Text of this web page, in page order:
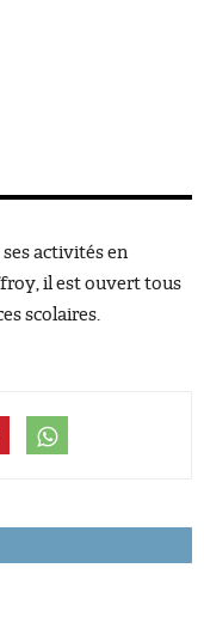
activités en
il est ouvert tous
scolaires.